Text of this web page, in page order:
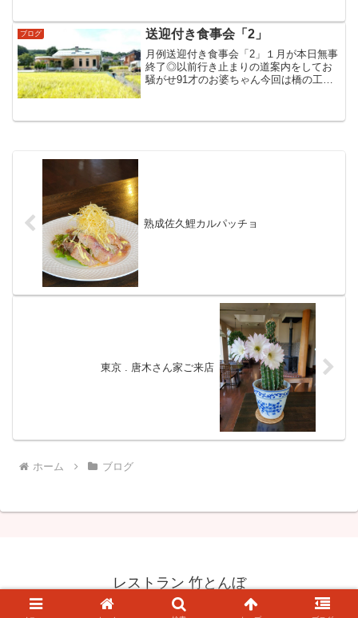
供）・りんごスター提供キャップを姉弟
でゲット(笑)...
ブログ 送迎付き食事会「2」
月例送迎付き食事会「2」１月が本日無事
終了◎以前行き止まりの道案内をしてお
騒がせ91才のお婆ちゃん今回は橋の工事
熟成佐久鯉カルパッチョ
東京 . 唐木さん家ご来店
ホーム ブログ
レストラン 竹とんぼ
© 2012-2026 レストラン 竹とんぼ.